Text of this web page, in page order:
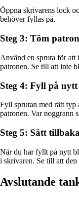
Öppna skrivarens lock
behöver fyllas på.
Steg 3: Töm
Använd en spruta för att
patronen. Se till att inte
Steg 4: Fyll på
Fyll sprutan med rätt
patronen. Var noggrann
Steg 5: Sätt
När du har fyllt på nytt
i skrivaren. Se till att
Avslutande